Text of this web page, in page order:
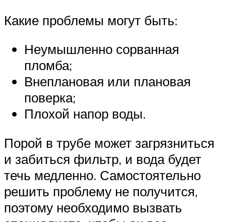
Какие проблемы могут быть:
Неумышленно сорванная
пломба;
Внеплановая или плановая
поверка;
Плохой напор воды.
Порой в трубе может загрязниться
и забиться фильтр, и вода будет
течь медленно. Самостоятельно
решить проблему не получится,
поэтому необходимо вызвать